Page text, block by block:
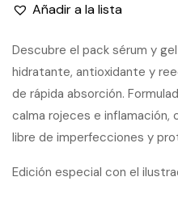
Añadir a la lista
Descubre el pack sérum y
hidratante, antioxidante y
de rápida absorción.
calma rojeces e inflamación,
libre de imperfecciones y
Edición especial con el